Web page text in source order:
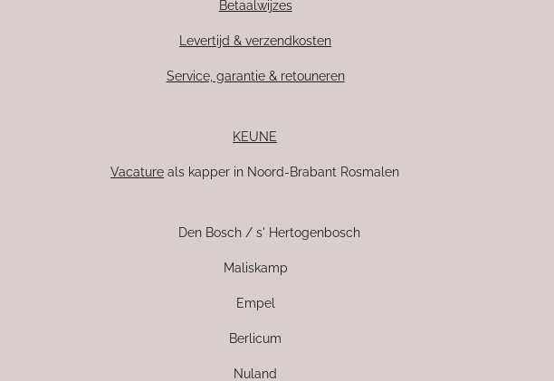
Betaalwijzes
Levertijd & verzendkosten
Service, garantie & retouneren
KEUNE
Vacature als kapper in Noord-Brabant Rosmalen
Den Bosch / s' Hertogenbosch
Maliskamp
Empel
Berlicum
Nuland